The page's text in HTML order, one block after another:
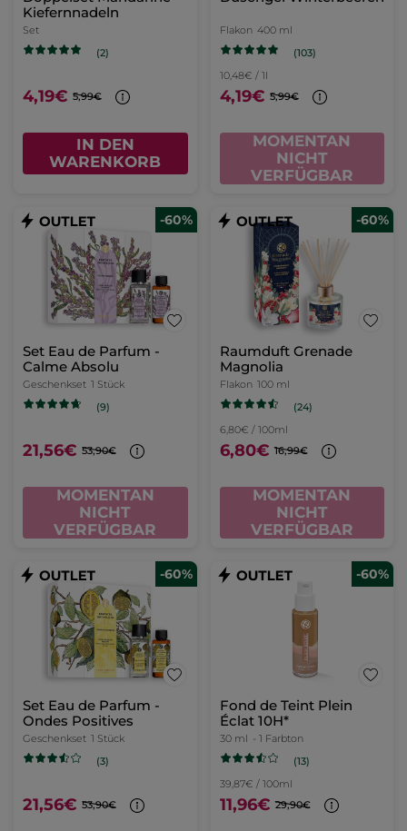
Kiefernnadeln
Set
(2)
4,19€ 5,99€
IN DEN
WARENKORB
Flakon 400 ml
(103)
10,48€ / 1l
4,19€ 5,99€
MOMENTAN
NICHT
VERFÜGBAR
-60%
Set Eau de Parfum -
Calme Absolu
Geschenkset 1 Stück
(9)
21,56€ 53,90€
MOMENTAN
NICHT
VERFÜGBAR
-60%
Raumduft Grenade
Magnolia
Flakon 100 ml
(24)
6,80€ / 100ml
6,80€ 16,99€
MOMENTAN
NICHT
VERFÜGBAR
-60%
Set Eau de Parfum -
Ondes Positives
Geschenkset 1 Stück
(3)
21,56€ 53,90€
-60%
Fond de Teint Plein
Éclat 10H*
30 ml - 1 Farbton
(13)
39,87€ / 100ml
11,96€ 29,90€